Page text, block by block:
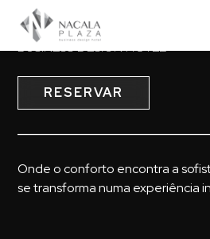
NACALA
BUSINESS DESIGN HOTEL
RESERVAR
Onde o conforto encontra a
se transforma numa experiência